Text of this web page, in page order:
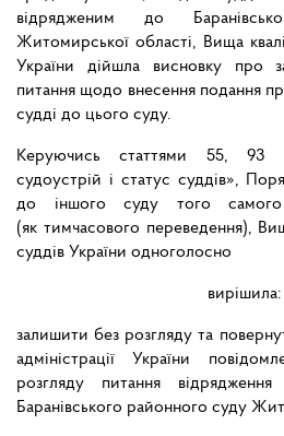
відрядженим до
Житомирської області, Вища
України дійшла висновку про
питання щодо внесення подання
судді до цього суду.
Керуючись статтями 55, 93
судоустрій і статус суддів»,
до іншого суду того самого
(як тимчасового переведення),
суддів України одноголосно
вирішила:
залишити без розгляду та
адміністрації України
розгляду питання
Баранівського районного суду